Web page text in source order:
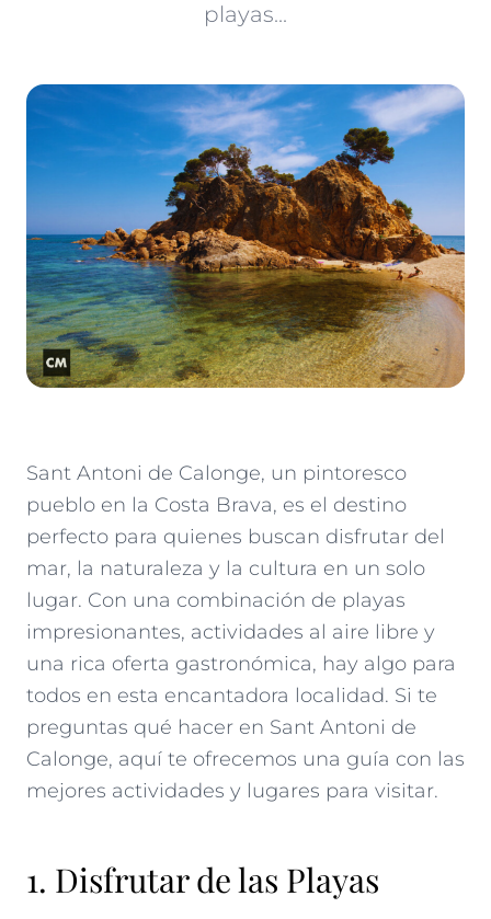
playas...
Sant Antoni de Calonge, un pintoresco
pueblo en la Costa Brava, es el destino
perfecto para quienes buscan disfrutar del
mar, la naturaleza y la cultura en un solo
lugar. Con una combinación de playas
impresionantes, actividades al aire libre y
una rica oferta gastronómica, hay algo para
todos en esta encantadora localidad. Si te
preguntas qué hacer en Sant Antoni de
Calonge, aquí te ofrecemos una guía con las
mejores actividades y lugares para visitar.
1. Disfrutar de las Playas